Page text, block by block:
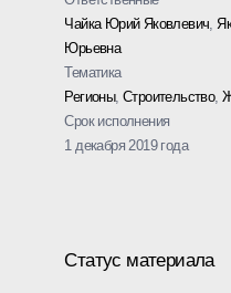
Чайка Юрий Яковлевич
Юрьевна
Тематика
Регионы,Строительство,
Срок исполнения
1 декабря 2019 года
Статус материала